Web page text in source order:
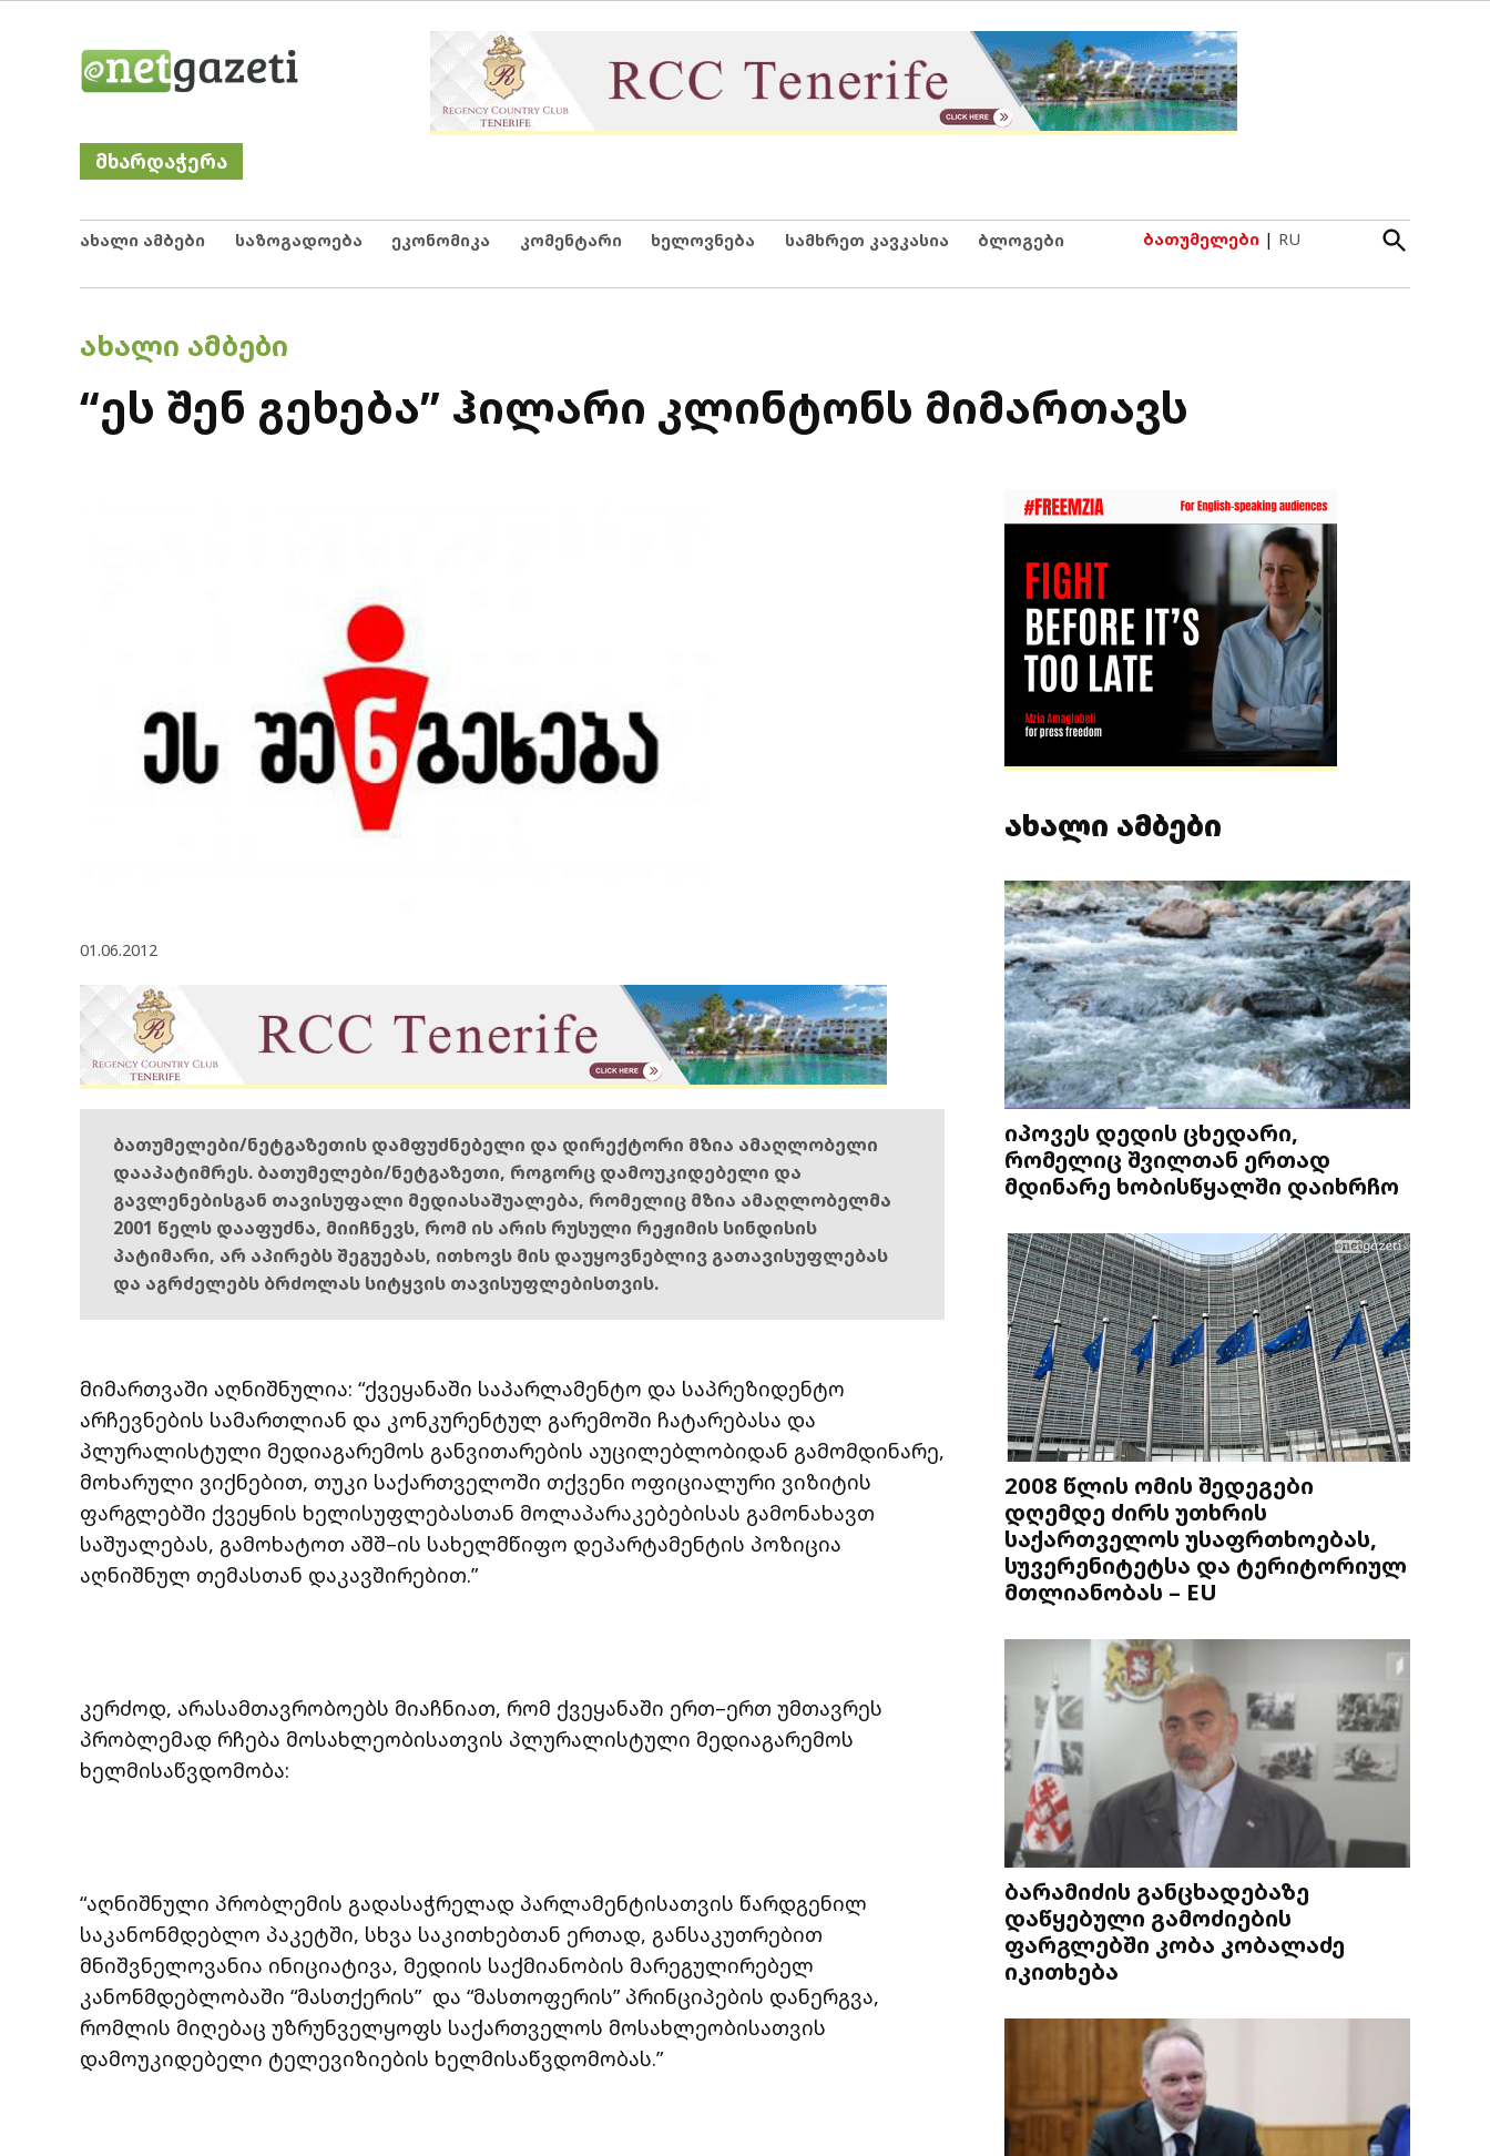
Netgazeti
მხარდაჭერა
ახალი ამბები საზოგადოება ეკონომიკა კომენტარი ხელოვნება სამხრეთ კავკასია ბლოგები ბათუმელები | RU
Open
Search
POSTED
ᲐᲮᲐᲚᲘ ᲐᲛᲑᲔᲑᲘ
“ეს შენ გეხება” ჰილარი კლინტონს მიმართავს
01.06.2012
ბათუმელები/ნეტგაზეთის დამფუძნებელი და დირექტორი მზია ამაღლობელი
დააპატიმრეს. ბათუმელები/ნეტგაზეთი, როგორც დამოუკიდებელი და
გავლენებისგან თავისუფალი მედიასაშუალება, რომელიც მზია ამაღლობელმა
2001 წელს დააფუძნა, მიიჩნევს, რომ ის არის რუსული რეჟიმის სინდისის
პატიმარი, არ აპირებს შეგუებას, ითხოვს მის დაუყოვნებლივ გათავისუფლებას
და აგრძელებს ბრძოლას სიტყვის თავისუფლებისთვის.
მიმართვაში აღნიშნულია: “ქვეყანაში საპარლამენტო და საპრეზიდენტო
არჩევნების სამართლიან და კონკურენტულ გარემოში ჩატარებასა და
პლურალისტული მედიაგარემოს განვითარების აუცილებლობიდან გამომდინარე,
მოხარული ვიქნებით, თუკი საქართველოში თქვენი ოფიციალური ვიზიტის
ფარგლებში ქვეყნის ხელისუფლებასთან მოლაპარაკებებისას გამონახავთ
საშუალებას, გამოხატოთ აშშ–ის სახელმწიფო დეპარტამენტის პოზიცია
აღნიშნულ თემასთან დაკავშირებით.”
კერძოდ, არასამთავრობოებს მიაჩნიათ, რომ ქვეყანაში ერთ–ერთ უმთავრეს
პრობლემად რჩება მოსახლეობისათვის პლურალისტული მედიაგარემოს
ხელმისაწვდომობა:
“აღნიშნული პრობლემის გადასაჭრელად პარლამენტისათვის წარდგენილ
საკანონმდებლო პაკეტში, სხვა საკითხებთან ერთად, განსაკუთრებით
მნიშვნელოვანია ინიციატივა, მედიის საქმიანობის მარეგულირებელ
კანონმდებლობაში “მასთქერის” და “მასთოფერის” პრინციპების დანერგვა,
რომლის მიღებაც უზრუნველყოფს საქართველოს მოსახლეობისათვის
დამოუკიდებელი ტელევიზიების ხელმისაწვდომობას.”
ახალი ამბები
იპოვეს დედის ცხედარი,
რომელიც შვილთან ერთად
მდინარე ხობისწყალში დაიხრჩო
2008 წლის ომის შედეგები
დღემდე ძირს უთხრის
საქართველოს უსაფრთხოებას,
სუვერენიტეტსა და ტერიტორიულ
მთლიანობას – EU
ბარამიძის განცხადებაზე
დაწყებული გამოძიების
ფარგლებში კობა კობალაძე
იკითხება